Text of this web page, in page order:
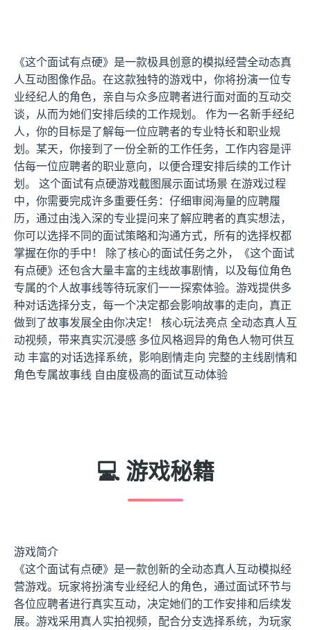
《这个面试有点硬》是一款极具创意的模拟经营全动态真
人互动图像作品。在这款独特的游戏中，你将扮演一位专
业经纪人的角色，亲自与众多应聘者进行面对面的互动交
谈，从而为她们安排后续的工作规划。 作为一名新手经纪
人，你的目标是了解每一位应聘者的专业特长和职业规
划。某天，你接到了一份全新的工作任务，工作内容是评
估每一位应聘者的职业意向，以便合理安排后续的工作计
划。 这个面试有点硬游戏截图展示面试场景 在游戏过程
中，你需要完成许多重要任务：仔细审阅海量的应聘履
历，通过由浅入深的专业提问来了解应聘者的真实想法，
你可以选择不同的面试策略和沟通方式，所有的选择权都
掌握在你的手中！ 除了核心的面试任务之外，《这个面试
有点硬》还包含大量丰富的主线故事剧情，以及每位角色
专属的个人故事线等待玩家们一一探索体验。游戏提供多
种对话选择分支，每一个决定都会影响故事的走向，真正
做到了故事发展全由你决定！ 核心玩法亮点 全动态真人互
动视频，带来真实沉浸感 多位风格迥异的角色人物可供互
动 丰富的对话选择系统，影响剧情走向 完整的主线剧情和
角色专属故事线 自由度极高的面试互动体验
💻 游戏秘籍
游戏简介
《这个面试有点硬》是一款创新的全动态真人互动模拟经
营游戏。玩家将扮演专业经纪人的角色，通过面试环节与
各位应聘者进行真实互动，决定她们的工作安排和后续发
展。游戏采用真人实拍视频，配合分支选择系统，为玩家